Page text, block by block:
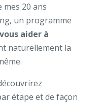
20 ans
un programme
aider à
naturellement la
étape et de façon